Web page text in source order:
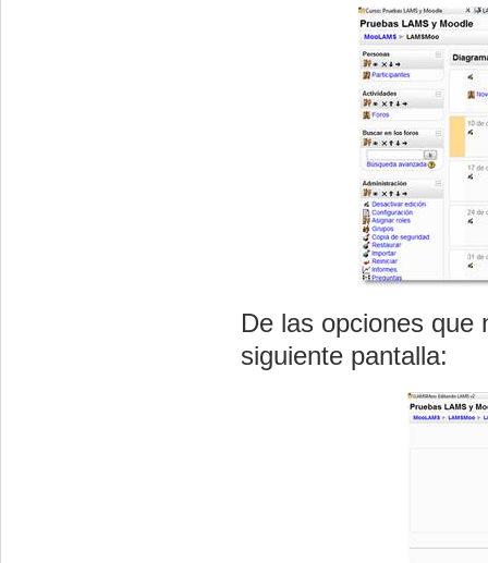
De las opciones
siguiente pantalla: